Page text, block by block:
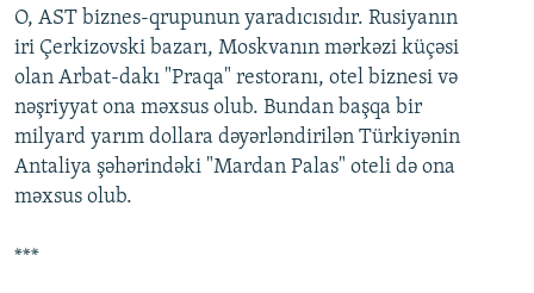
O, AST biznes-qrupunun yaradıcısıdır. Rusiyanın
iri Çerkizovski bazarı, Moskvanın mərkəzi küçəsi
olan Arbat-dakı "Praqa" restoranı, otel biznesi və
nəşriyyat ona məxsus olub. Bundan başqa bir
milyard yarım dollara dəyərləndirilən Türkiyənin
Antaliya şəhərindəki "Mardan Palas" oteli də ona
məxsus olub.
***